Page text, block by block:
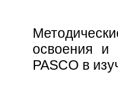
освоения и
PASCO в